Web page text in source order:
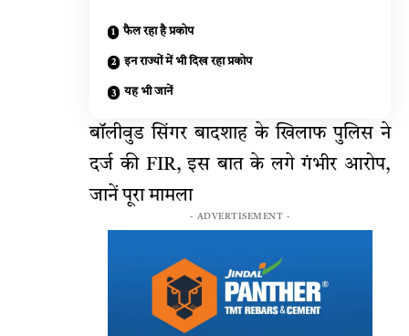
फैल रहा है प्रकोप
इन राज्यों में भी दिख रहा प्रकोप
यह भी जानें
बॉलीवुड सिंगर बादशाह के खिलाफ पुलिस ने
दर्ज की FIR, इस बात के लगे गंभीर आरोप,
जानें पूरा मामला
- ADVERTISEMENT -